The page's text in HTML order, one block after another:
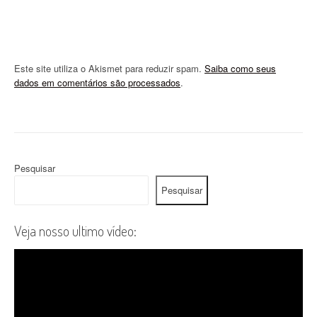
Este site utiliza o Akismet para reduzir spam. Saiba como seus
dados em comentários são processados.
Pesquisar
Pesquisar
Veja nosso ultimo vídeo: